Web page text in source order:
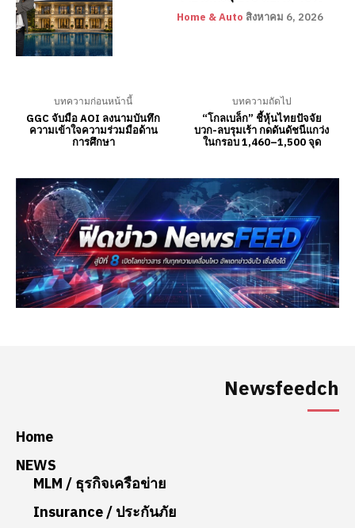
Newsfeedch
Home
NEWS
MLM / ธุรกิจเครือข่าย
Insurance / ประกันภัย